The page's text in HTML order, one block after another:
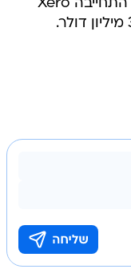
אי־עמידה בדרישות רגולציה בלבד, התחייבה Xero